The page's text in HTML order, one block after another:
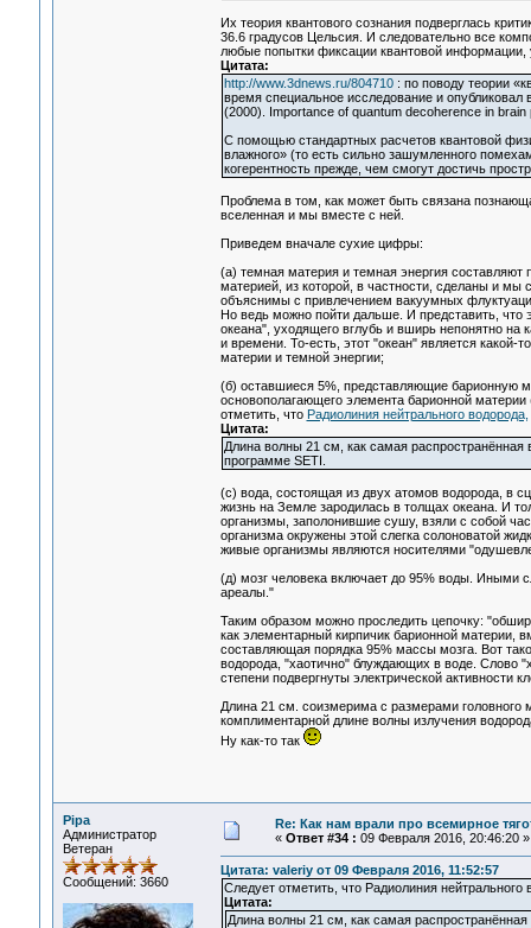
Их теория квантового сознания подверглась
36.6 градусов Цельсия. И следовательно все
любые попытки фиксации квантовой
Цитата:
http://www.3dnews.ru/804710: по поводу теории
время специальное исследование и опубликовал
(2000). Importance of quantum decoherence in
С помощью стандартных расчетов квантовой
влажного» (то есть сильно зашумленного
когерентность прежде, чем смогут достичь
Проблема в том, как может быть связана
вселенная и мы вместе с ней.
Приведем вначале сухие цифры:
(а) темная материя и темная энергия составляют
материей, из которой, в частности, сделаны и
объяснимы с привлечением вакуумных
Но ведь можно пойти дальше. И представить, что
океана", уходящего вглубь и вширь непонятно
и времени. То-есть, этот "океан" является какой-
материи и темной энергии;
(б) оставшиеся 5%, представляющие барионную
основополагающего элемента барионной
отметить, что Радиолиния нейтрального водорода,
Цитата:
Длина волны 21 см, как самая
программе SETI.
(с) вода, состоящая из двух атомов водорода, в
жизнь на Земле зародилась в толщах океана. И
организмы, заполонившие сушу, взяли с собой
организма окружены этой слегка солоноватой
живые организмы являются носителями
(д) мозг человека включает до 95% воды. Иными
ареалы."
Таким образом можно проследить цепочку:
как элементарный кирпичик барионной материи,
составляющая порядка 95% массы мозга. Вот
водорода, "хаотично" блуждающих в воде. Слово
степени подвергнуты электрической активности
Длина 21 см. соизмерима с размерами головного
комплиментарной длине волны излучения
Ну как-то так
Pipa
Администратор
Ветеран
Сообщений: 3660
Re: Как нам врали про всемирное
« Ответ #34 : 09 Февраля 2016, 20:46:20 »
Цитата: valeriy от 09 Февраля 2016, 11:52:57
Следует отметить, что Радиолиния
Цитата:
Длина волны 21 см, как самая